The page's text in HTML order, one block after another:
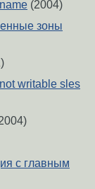
(2004)
зоны
writable sles
с главным